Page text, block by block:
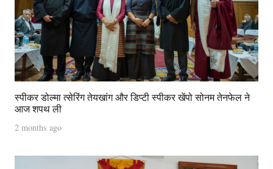
स्पीकर डोल्मा त्सेरिंग तेयखांग और डिप्टी स्पीकर खेंपो सोनम तेनफेल ने
आज शपथ ली
2 months ago